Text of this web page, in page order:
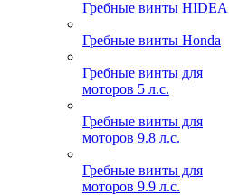
Гребные винты HIDEA
Гребные винты Honda
Гребные винты для
моторов 5 л.с.
Гребные винты для
моторов 9.8 л.с.
Гребные винты для
моторов 9.9 л.с.